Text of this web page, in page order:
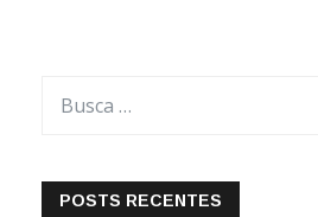
POSTS RECENTES